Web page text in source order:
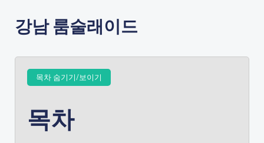
강남 룸술래이드
목차 숨기기/보이기
목차